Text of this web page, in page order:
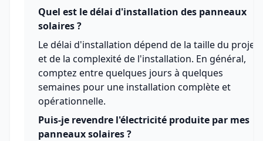
Quel est le délai d'installation des panneaux
solaires ?
Le délai d'installation dépend de la taille du projet
et de la complexité de l'installation. En général,
comptez entre quelques jours à quelques
semaines pour une installation complète et
opérationnelle.
Puis-je revendre l'électricité produite par mes
panneaux solaires ?